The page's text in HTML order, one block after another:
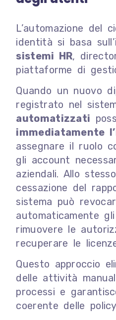
L’automazione del
identità si basa
sistemi HR,
piattaforme di
Quando un nuovo
registrato nel
automatizzati
immediatamente
assegnare il ruolo
gli account
aziendali. Allo
cessazione del
sistema può
automaticamente gli
rimuovere le
recuperare le
Questo approccio
delle attività
processi e
coerente delle